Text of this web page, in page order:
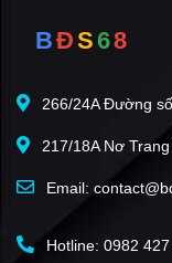
BĐS68
266/24A Đường
217/18A Nơ
Email:
Hotline: 0982